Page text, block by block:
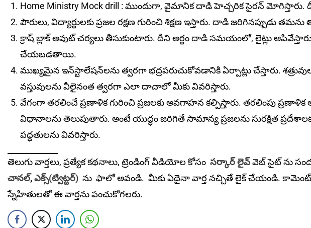
Home Ministry Mock drill : ముందుగా, వైమానిక దాడి హెచ్చరిక సైరన్ మోగిస్తారు.
పౌరులు, విద్యార్థులకు ప్ర‌జ‌ల‌ రక్షణ గురించి శిక్షణ ఇస్తారు. దాడి జరిగినప్పుడు
క్రాష్ బ్లాక్ అవుట్ చర్యలు తీసుకుంటారు. దీని అర్థం దాడి సమయంలో, లైట్లు
చేయబడతాయి.
ముఖ్యమైన ఇన్‌స్టాలేషన్‌లను త్వరగా భ‌ద్ర‌పరుచుకోవ‌డానికి ఏర్పాట్లు చేస్తారు.
వ‌స్తువుల‌ను వీలైనంత త్వరగా ఎలా దాచాలో మీకు వివ‌రిస్తారు.
వేగంగా తరలించే ప్రణాళిక గురించి ప్రజలకు అవ‌గాహ‌న క‌ల్పిస్తారు. తరలింపు ప్రణాళిక
విధానాల‌ను తెలుపుతారు. అంటే యుద్ధం జరిగితే సామాన్య ప్రజలను సురక్షిత
ప‌ద్ధ‌తుల‌ను వివ‌రిస్తారు.
తెలుగు వార్తలు, ప్రత్యేక కథనాలు, ట్రెండింగ్ వీడియోల కోసం సర్కార్ లైవ్వెబ్ సైట్ ను
చానల్,ఎక్స్(ట్విట్టర్) ను ఫాలో అవండి. మీకు ఏదైనా వార్త నచ్చితే లైక్ చేయండి.
స్నేహితులతో ఈ వార్తను పంచుకోగలరు.